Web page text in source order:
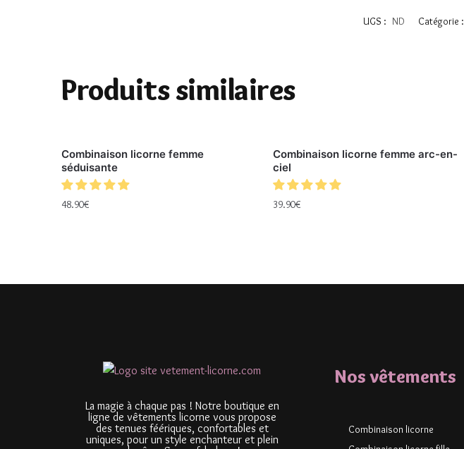
UGS : ND Catégorie :
Produits similaires
Combinaison licorne femme
séduisante
48.90€
Combinaison licorne femme arc-en-
ciel
39.90€
La magie à chaque pas ! Notre boutique en
ligne de vêtements licorne vous propose
des tenues féériques, confortables et
uniques, pour un style enchanteur et plein
Nos vêtements
Combinaison licorne